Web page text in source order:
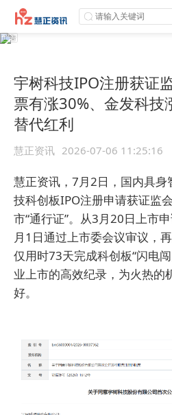
宇树科技IPO注册获证
票有涨30%、金发科技
替代红利
慧正资讯 2026-07-06 11:25:16
慧正资讯，7月2日，国内具
技科创板IPO注册申请获证监
市“通行证”。从3月20日上市
月1日通过上市委会议审议，
仅用时73天完成科创板“闪电
业上市的高效纪录，为火热的
好。